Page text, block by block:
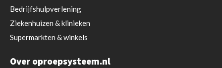
Bedrijfshulpverlening
Ziekenhuizen & klinieken
Supermarkten & winkels
Over oproepsysteem.nl